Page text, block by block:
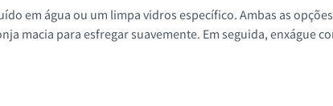
em água ou um limpa vidros específico. Ambas as
macia para esfregar suavemente. Em seguida, enxágue